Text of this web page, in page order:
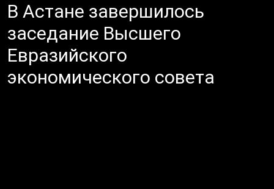
В Астане завершилось
заседание Высшего
Евразийского
экономического совета